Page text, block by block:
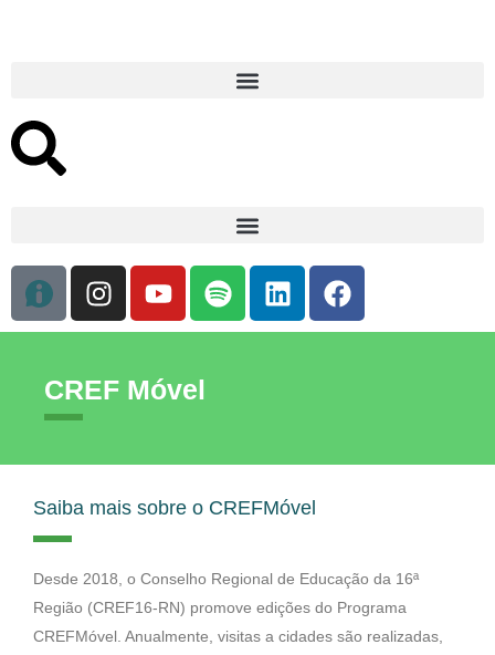
CREF Móvel
Saiba mais sobre o CREFMóvel
Desde 2018, o Conselho Regional de Educação da 16ª
Região (CREF16-RN) promove edições do Programa
CREFMóvel. Anualmente, visitas a cidades são realizadas,